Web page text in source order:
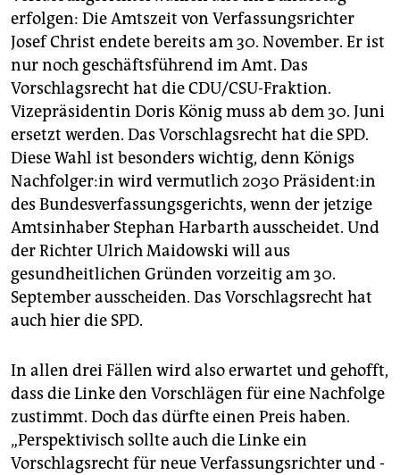
erfolgen: Die Amtszeit von Verfassungsrichter
Josef Christ endete bereits am 30. November. Er ist
nur noch geschäftsführend im Amt. Das
Vorschlagsrecht hat die CDU/CSU-Fraktion.
Vizepräsidentin Doris König muss ab dem 30. Juni
ersetzt werden. Das Vorschlagsrecht hat die SPD.
Diese Wahl ist besonders wichtig, denn Königs
Nach­fol­ge­r:in wird vermutlich 2030 Prä­si­den­t:in
des Bundesverfassungsgerichts, wenn der jetzige
Amtsinhaber Stephan Harbarth ausscheidet. Und
der Richter Ulrich Maidowski will aus
gesundheitlichen Gründen vorzeitig am 30.
September ausscheiden. Das Vorschlagsrecht hat
auch hier die SPD.
In allen drei Fällen wird also erwartet und gehofft,
dass die Linke den Vorschlägen für eine Nachfolge
zustimmt. Doch das dürfte einen Preis haben.
„Perspektivisch sollte auch die Linke ein
Vorschlagsrecht für neue Verfassungsrichter und -